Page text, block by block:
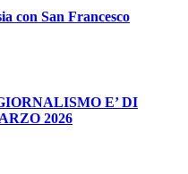
con San Francesco
E’ DI
2026